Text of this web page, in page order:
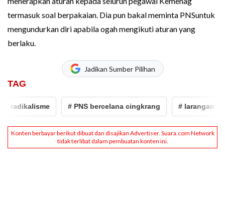
termasuk soal berpakaian. Dia pun bakal meminta PNSuntuk
mengundurkan diri apabila ogah mengikuti aturan yang
berlaku.
Jadikan Sumber Pilihan
TAG
# PNS bercelana cingkrang # larangan cadar